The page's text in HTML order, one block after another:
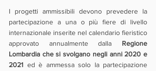
I progetti ammissibili devono prevedere la
partecipazione a una o più fiere di livello
internazionale inserite nel calendario fieristico
approvato annualmente dalla Regione
Lombardia che si svolgano negli anni 2020 e
2021 ed è ammessa solo la partecipazione